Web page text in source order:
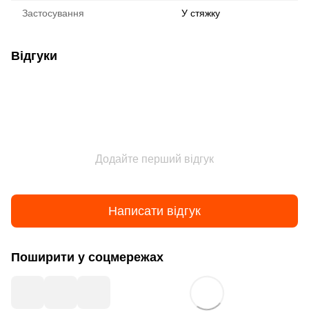
Застосування У стяжку
Відгуки
Додайте перший відгук
Написати відгук
Поширити у соцмережах